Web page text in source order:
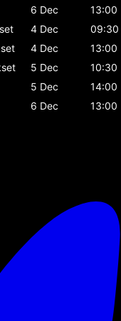
6 Dec
13:00
4 Dec
09:30
4 Dec
13:00
5 Dec
10:30
5 Dec
14:00
6 Dec
13:00